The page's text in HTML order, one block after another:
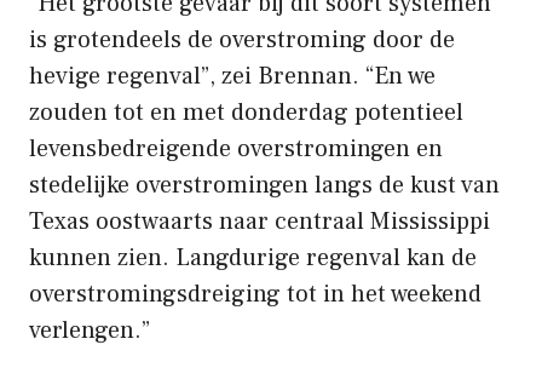
is grotendeels de overstroming door de
hevige regenval”, zei Brennan. “En we
zouden tot en met donderdag potentieel
levensbedreigende overstromingen en
stedelijke overstromingen langs de kust van
Texas oostwaarts naar centraal Mississippi
kunnen zien. Langdurige regenval kan de
overstromingsdreiging tot in het weekend
verlengen.”